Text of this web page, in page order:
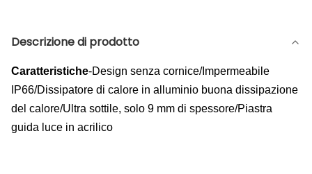
Descrizione di prodotto
Caratteristiche-Design senza cornice/Impermeabile
IP66/Dissipatore di calore in alluminio buona dissipazione
del calore/Ultra sottile, solo 9 mm di spessore/Piastra
guida luce in acrilico